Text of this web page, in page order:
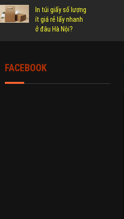
In túi giấy số lượng
ít giá rẻ lấy nhanh
ở đâu Hà Nội?
FACEBOOK